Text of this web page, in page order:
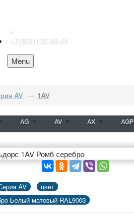
+7(903)130-30-44
Menu
AV 1AV
AG AV AX AGP
AV
цвет
Белый матовый RAL9003